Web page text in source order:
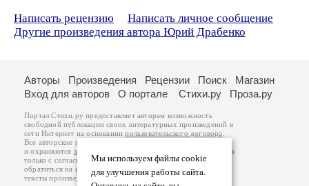
Написать рецензию
Написать личное сообщение
Другие произведения автора Юрий Драбенко
Мы используем файлы cookie
для улучшения работы сайта.
Авторы Произведения Рецензии Поиск
Магазин
Вход для авторов
О портале Стихи.ру Проза.ру
Портал Стихи.ру предоставляет авторам возможность
свободной публикации своих литературных произведений в
сети Интернет на основаниипользовательского договора
Все авторские права на произведения принадлежат авторам
и охраняются законом
. Перепечатка произведений возможна
только с согласия его автора, к которому вы можете
обратиться на его авторской странице. Ответственность за
тексты произведений авторы несут самостоятельно на